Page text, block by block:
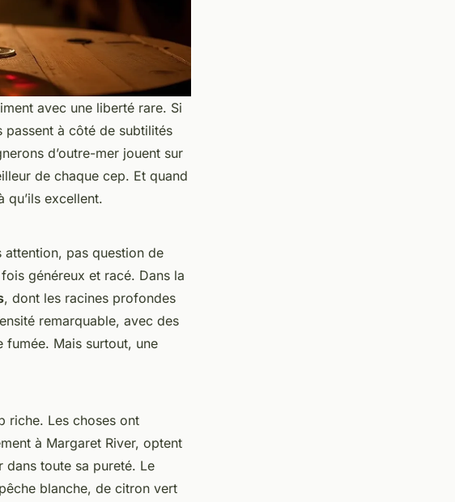
avec une liberté rare. Si
passent à côté de subtilités
d’outre-mer jouent sur
de chaque cep. Et quand
qu’ils excellent.
pas question de
généreux et racé. Dans la
, dont les racines profondes
remarquable, avec des
Mais surtout, une
riche. Les choses ont
à Margaret River, optent
dans toute sa pureté. Le
blanche, de citron vert